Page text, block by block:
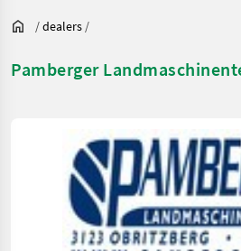
/dealers /
Pamberger